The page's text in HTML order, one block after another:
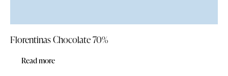
Florentinas Chocolate 70%
Read more